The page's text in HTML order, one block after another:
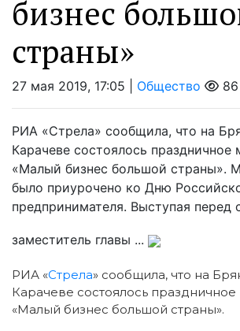
бизнес
страны»
27 мая 2019, 17:05 | Общество 86
РИА «Стрела» сообщила, что на
Карачеве состоялось праздничное
«Малый бизнес большой страны».
было приурочено ко Дню
предпринимателя. Выступая перед
заместитель главы ...
РИА «Стрела» сообщила, что на
Карачеве состоялось
«Малый бизнес большой страны».